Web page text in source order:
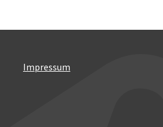
Impressum